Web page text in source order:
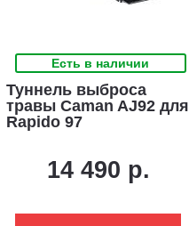
Есть в наличии
Туннель выброса
травы Caman AJ92 для
Rapido 97
14 490 р.